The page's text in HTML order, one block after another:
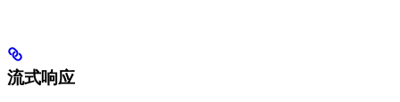
流式响应